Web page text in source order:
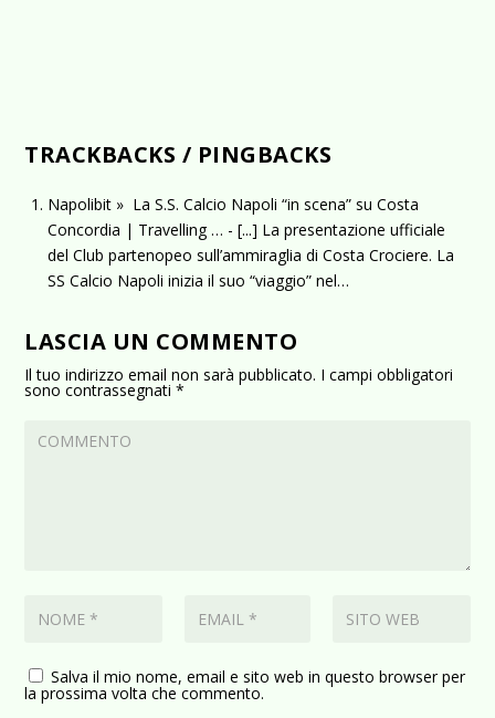
TRACKBACKS / PINGBACKS
Napolibit » La S.S. Calcio Napoli “in scena” su Costa
Concordia | Travelling … - [...] La presentazione ufficiale
del Club partenopeo sull’ammiraglia di Costa Crociere. La
SS Calcio Napoli inizia il suo “viaggio” nel…
LASCIA UN COMMENTO
Il tuo indirizzo email non sarà pubblicato. I campi obbligatori
sono contrassegnati*
Salva il mio nome, email e sito web in questo browser per
la prossima volta che commento.